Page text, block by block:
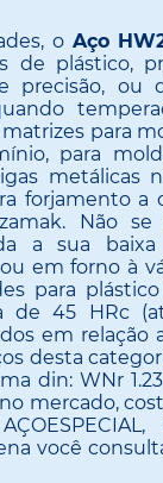
o Aço
de plástico,
precisão, ou
para
para
metálicas
forjamento
Não
a sua baixa
em forno à
para
de 45 HRc
em relação
desta
din: WNr
mercado,
você